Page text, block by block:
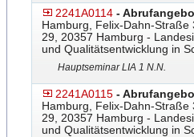
2241A0114 -
Hamburg, Felix-Dahn-Straße
29, 20357 Hamburg -
und Qualitätsentwicklung in
Hauptseminar LIA 1 N.N.
2241A0115 -
Hamburg, Felix-Dahn-Straße
29, 20357 Hamburg -
und Qualitätsentwicklung in